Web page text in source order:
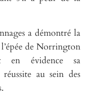
a démontré la
de Norrington
en évidence sa
au sein des